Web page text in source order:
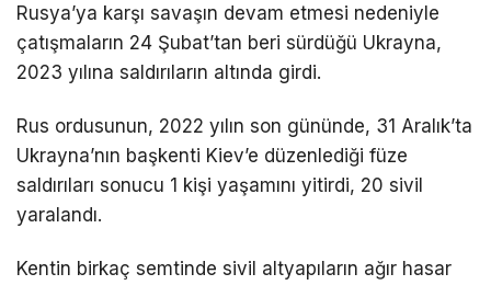
Rusya’ya karşı savaşın devam etmesi nedeniyle
çatışmaların 24 Şubat’tan beri sürdüğü Ukrayna,
2023 yılına saldırıların altında girdi.
Rus ordusunun, 2022 yılın son gününde, 31 Aralık’ta
Ukrayna’nın başkenti Kiev’e düzenlediği füze
saldırıları sonucu 1 kişi yaşamını yitirdi, 20 sivil
yaralandı.
Kentin birkaç semtinde sivil altyapıların ağır hasar